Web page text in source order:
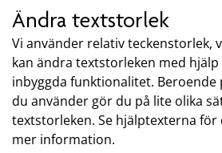
Ändra textstorlek
Vi använder relativ teckenstorlek,
kan ändra textstorleken med
inbyggda funktionalitet. Beroende
du använder gör du på lite olika
textstorleken. Se hjälptexterna
mer information.